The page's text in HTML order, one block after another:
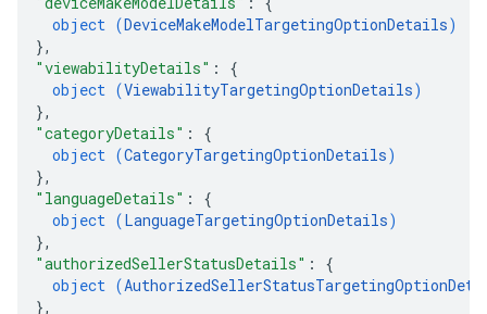
object (DeviceMakeModelTargetingOptionDetails)
},
"viewabilityDetails" : {
object (ViewabilityTargetingOptionDetails)
},
"categoryDetails" : {
object (CategoryTargetingOptionDetails)
},
"languageDetails" : {
object (LanguageTargetingOptionDetails)
},
"authorizedSellerStatusDetails" : {
object (
},